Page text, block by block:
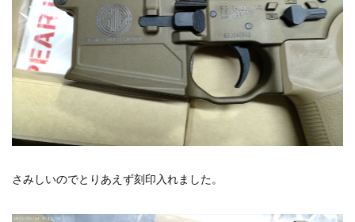
さみしいのでとりあえず刻印入れました。